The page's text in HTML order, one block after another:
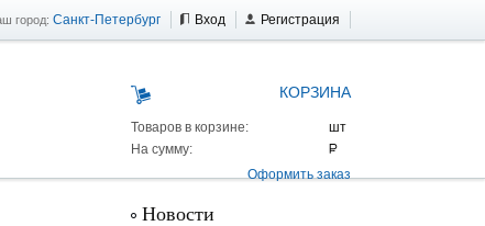
город: Санкт-Петербург Вход Регистрация
КОРЗИНА
Товаров в корзине:
На сумму:
Оформить заказ
Новости